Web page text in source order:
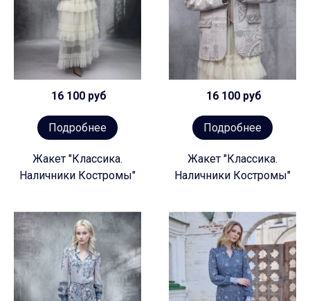
16 100 руб
Подробнее
Жакет "Классика.
Наличники Костромы"
16 100 руб
Подробнее
Жакет "Классика.
Наличники Костромы"